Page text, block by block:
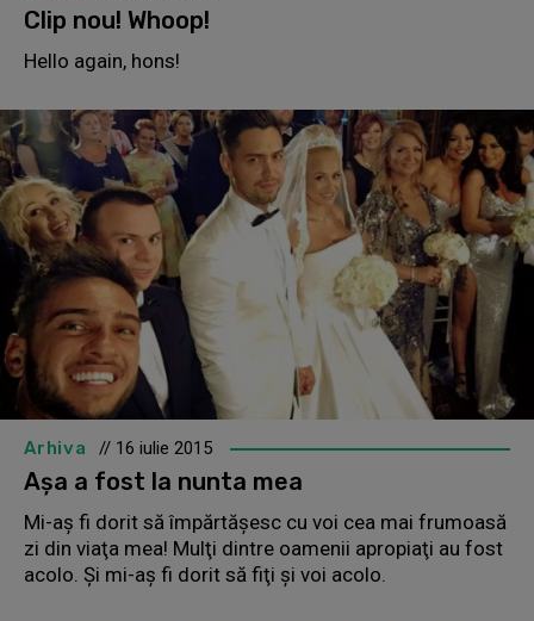
Clip nou! Whoop!
Hello again, hons!
Arhiva // 16 iulie 2015
Așa a fost la nunta mea
Mi-aş fi dorit să împărtăşesc cu voi cea mai frumoasă
zi din viaţa mea! Mulţi dintre oamenii apropiaţi au fost
acolo. Şi mi-aş fi dorit să fiţi şi voi acolo.